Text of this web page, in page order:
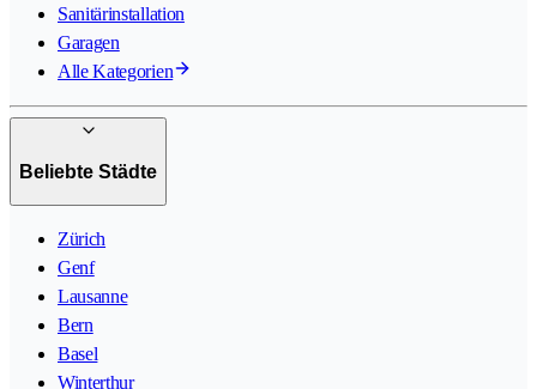
Sanitärinstallation
Garagen
Alle Kategorien
Beliebte Städte
Zürich
Genf
Lausanne
Bern
Basel
Winterthur